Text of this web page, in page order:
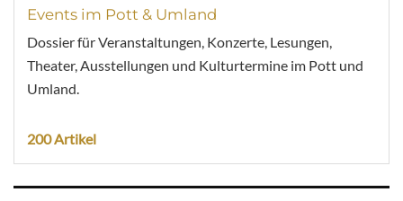
Events im Pott & Umland
Dossier für Veranstaltungen, Konzerte, Lesungen,
Theater, Ausstellungen und Kulturtermine im Pott und
Umland.
200 Artikel